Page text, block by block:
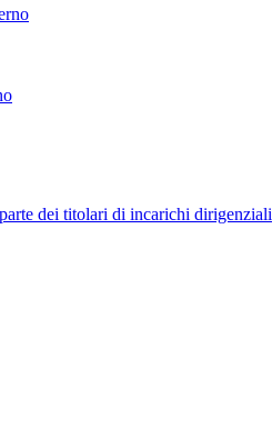
dei titolari di incarichi dirigenziali